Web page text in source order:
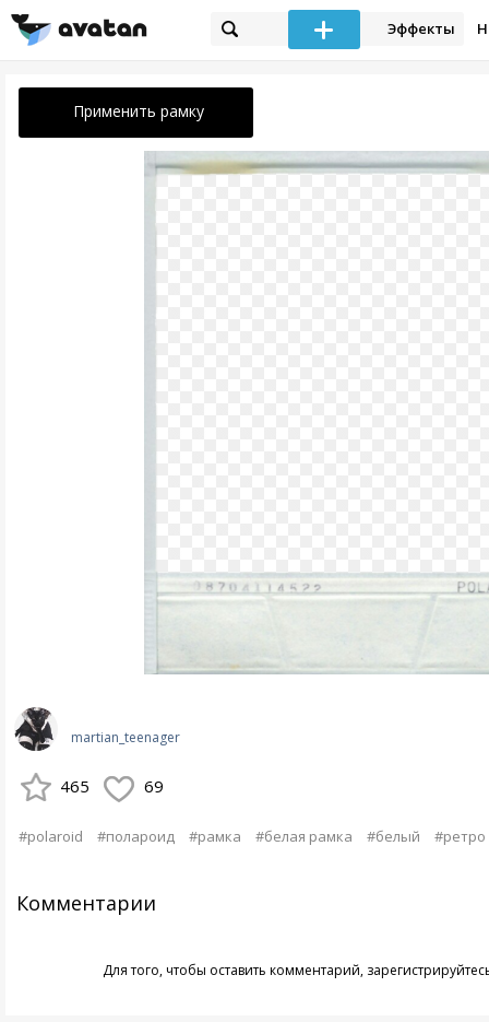
Эффекты
Применить рамку
martian_teenager
465 69
#polaroid #полароид #рамка #белая рамка #белый #ретро
Комментарии
Для того, чтобы оставить комментарий,